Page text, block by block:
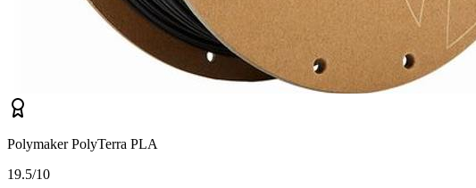
Polymaker PolyTerra PLA
19.5/10